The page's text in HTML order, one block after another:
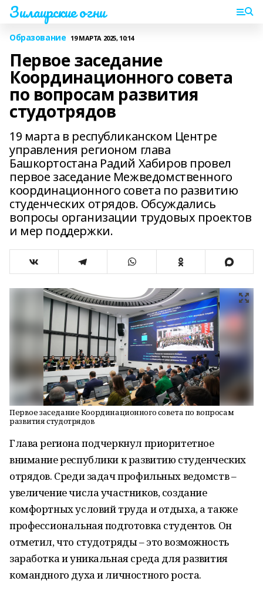
Зилаирские огни
Образование 19 МАРТА 2025, 10:14
Первое заседание
Координационного совета
по вопросам развития
студотрядов
19 марта в республиканском Центре
управления регионом глава
Башкортостана Радий Хабиров провел
первое заседание Межведомственного
координационного совета по развитию
студенческих отрядов. Обсуждались
вопросы организации трудовых проектов
и мер поддержки.
Первое заседание Координационного совета по вопросам
развития студотрядов
Глава региона подчеркнул приоритетное
внимание республики к развитию студенческих
отрядов. Среди задач профильных ведомств –
увеличение числа участников, создание
комфортных условий труда и отдыха, а также
профессиональная подготовка студентов. Он
отметил, что студотряды – это возможность
заработка и уникальная среда для развития
командного духа и личностного роста.